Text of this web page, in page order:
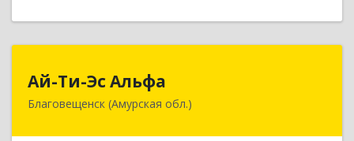
Ай-Ти-Эс Альфа
Благовещенск (Амурская обл.)
675000, Амурская обл, Благовещенск г, Зейская